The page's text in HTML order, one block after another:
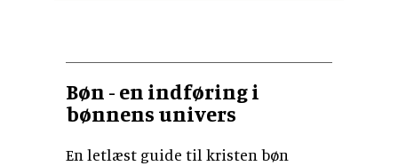
Bøn - en indføring i
bønnens univers
En letlæst guide til kristen bøn